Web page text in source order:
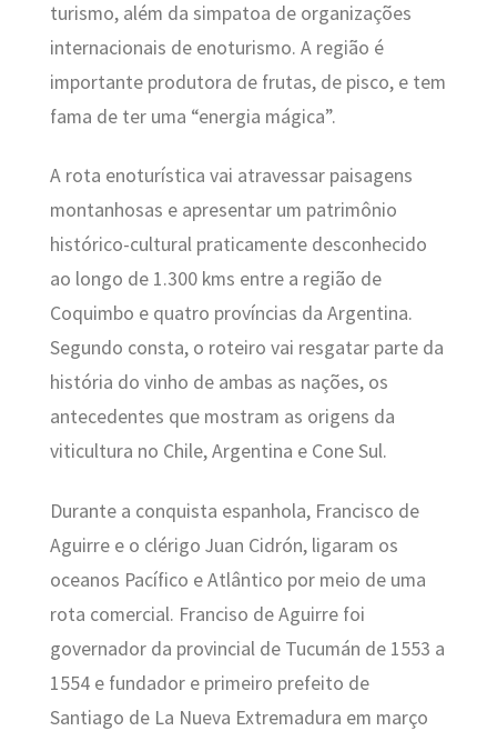
turismo, além da simpatoa de organizações
internacionais de enoturismo. A região é
importante produtora de frutas, de pisco, e tem
fama de ter uma “energia mágica”.
A rota enoturística vai atravessar paisagens
montanhosas e apresentar um patrimônio
histórico-cultural praticamente desconhecido
ao longo de 1.300 kms entre a região de
Coquimbo e quatro províncias da Argentina.
Segundo consta, o roteiro vai resgatar parte da
história do vinho de ambas as nações, os
antecedentes que mostram as origens da
viticultura no Chile, Argentina e Cone Sul.
Durante a conquista espanhola, Francisco de
Aguirre e o clérigo Juan Cidrón, ligaram os
oceanos Pacífico e Atlântico por meio de uma
rota comercial. Franciso de Aguirre foi
governador da provincial de Tucumán de 1553 a
1554 e fundador e primeiro prefeito de
Santiago de La Nueva Extremadura em março